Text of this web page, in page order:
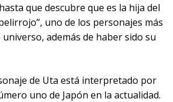
que descubre que es la hija del
uno de los personajes más
además de haber sido su
de Uta está interpretado por
uno de Japón en la actualidad.